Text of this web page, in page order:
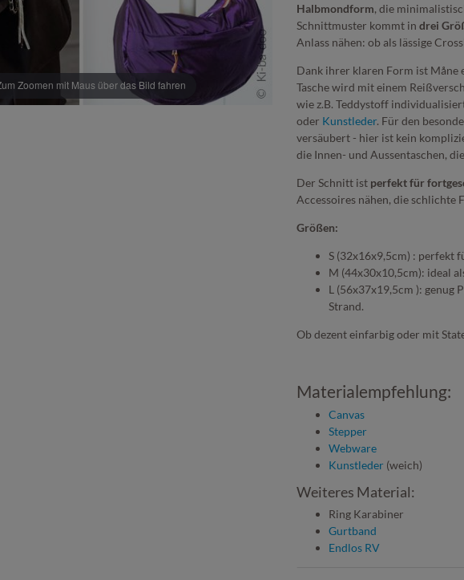
Zoomen mit Maus über das Bild fahren
Halbmondform, die
Schnittmuster kommt in drei
Anlass nähen: ob als lässige
Dank ihrer klaren Form ist Måne
Tasche wird mit einem
wie z.B. Teddystoff
oder Kunstleder. Für den
versäubert - hier ist kein
die Innen- und Aussentaschen,
Der Schnitt ist perfekt für
Accessoires nähen, die schlichte
Größen:
S (32x16x9,5cm) : perfekt
M (44x30x10,5cm): ideal
L (56x37x19,5cm ): genug
Strand.
Ob dezent einfarbig oder mit
Materialempfehlung:
Canvas
Stepper
Webware
Kunstleder (weich)
Weiteres Material:
Ring Karabiner
Gurtband
Endlos RV